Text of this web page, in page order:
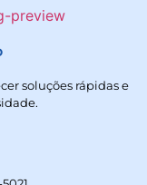
soluções rápidas e